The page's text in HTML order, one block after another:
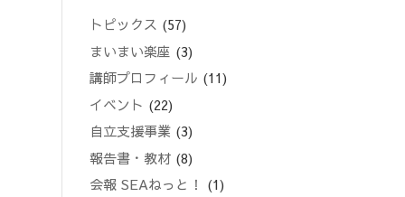
トピックス (57)
まいまい楽座 (3)
講師プロフィール (11)
イベント (22)
自立支援事業(3)
報告書・教材(8)
会報 SEAねっと！ (1)